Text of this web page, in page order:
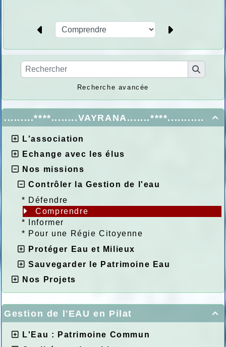
Recherche avancée

.........****........VAYRANA.......****...........
L'association
Echange avec les élus
Nos missions
Contrôler la Gestion de l'eau
* Défendre
Comprendre
*
Informer
* Pour une Régie Citoyenne
Protéger Eau et Milieux
Sauvegarder le Patrimoine Eau
Nos Projets

Gestion de l'EAU en Pilat
L'Eau : Patrimoine Commun